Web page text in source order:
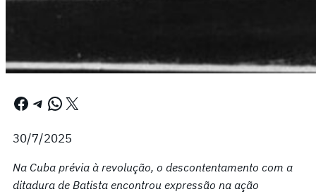
Facebook Telegram WhatsApp X
30/7/2025
Na Cuba prévia à revolução, o descontentamento com a
ditadura de Batista encontrou expressão na ação